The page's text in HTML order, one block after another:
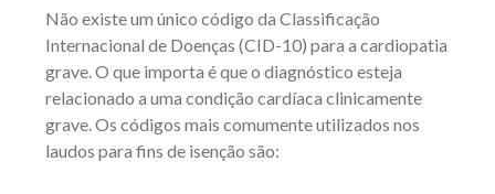
Não existe um único código da Classificação
Internacional de Doenças (CID-10) para a cardiopatia
grave. O que importa é que o diagnóstico esteja
relacionado a uma condição cardíaca clinicamente
grave. Os códigos mais comumente utilizados nos
laudos para fins de isenção são: